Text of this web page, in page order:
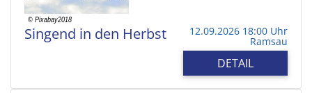
Singend in den Herbst 12.09.2026 18:00 Uhr
Ramsau
DETAIL